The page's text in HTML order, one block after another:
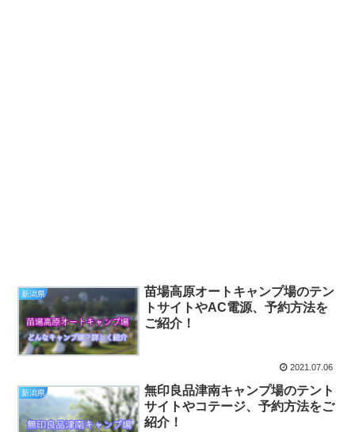
新潟県
苗場高原オートキャンプ場のテン
トサイトやAC電源、予約方法を
ご紹介！
2021.07.06
新潟県
無印良品津南キャンプ場のテント
サイトやコテージ、予約方法をご
紹介！